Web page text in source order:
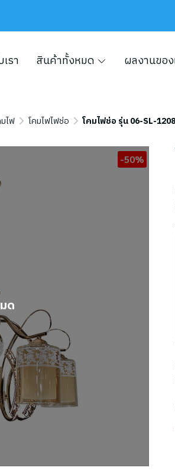
รา สินค้าทั้งหมด ผลงานของ
ไฟ โคมไฟไฟช่อ โคมไฟช่อ รุ่น 06-SL-
-50%
ด